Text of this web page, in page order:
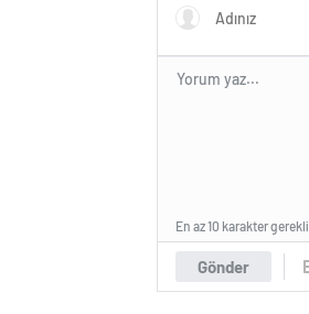
Gönder
En az 10 karakter gerekli